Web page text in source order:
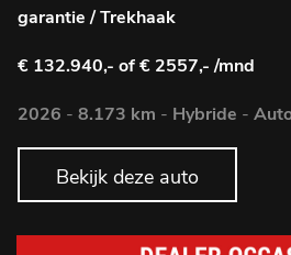
garantie / Trekhaak
€ 132.940,- of € 2557,- /mnd
2026 - 8.173 km - Hybride -
Bekijk deze auto